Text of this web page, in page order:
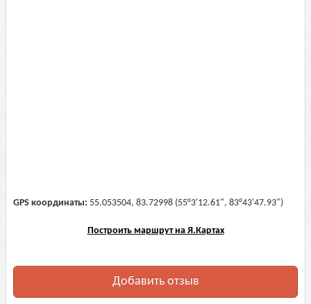
GPS координаты: 55.053504, 83.72998 (55°3'12.61", 83°43'47.93")
Построить маршрут на Я.Картах
Добавить отзыв